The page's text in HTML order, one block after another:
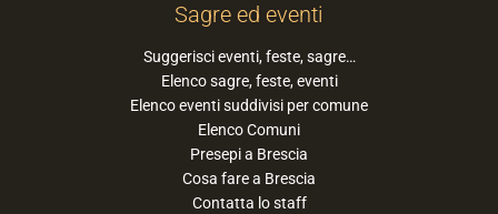
Sagre ed eventi
Suggerisci eventi, feste, sagre…
Elenco sagre, feste, eventi
Elenco eventi suddivisi per comune
Elenco Comuni
Presepi a Brescia
Cosa fare a Brescia
Contatta lo staff